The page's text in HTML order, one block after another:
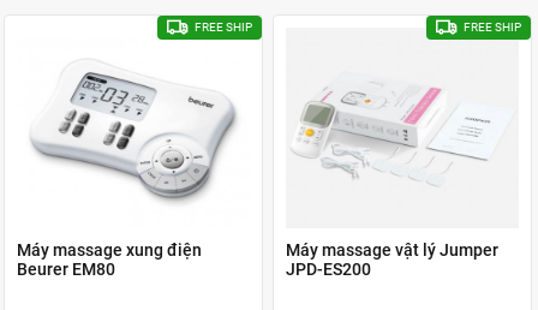
FREE SHIP
Máy massage xung điện
Beurer EM80
FREE SHIP
Máy massage vật lý Jumper
JPD-ES200